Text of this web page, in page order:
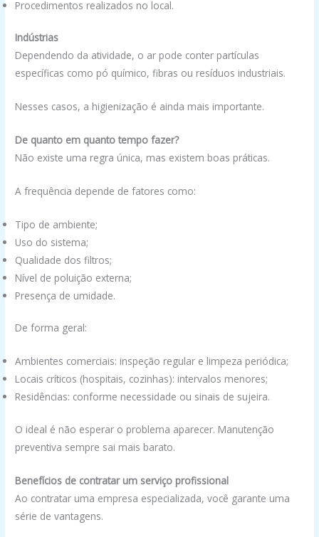
Procedimentos realizados no local.
Indústrias
Dependendo da atividade, o ar pode conter partículas
específicas como pó químico, fibras ou resíduos industriais.
Nesses casos, a higienização é ainda mais importante.
De quanto em quanto tempo fazer?
Não existe uma regra única, mas existem boas práticas.
A frequência depende de fatores como:
Tipo de ambiente;
Uso do sistema;
Qualidade dos filtros;
Nível de poluição externa;
Presença de umidade.
De forma geral:
Ambientes comerciais: inspeção regular e limpeza periódica;
Locais críticos (hospitais, cozinhas): intervalos menores;
Residências: conforme necessidade ou sinais de sujeira.
O ideal é não esperar o problema aparecer. Manutenção
preventiva sempre sai mais barato.
Benefícios de contratar um serviço profissional
Ao contratar uma empresa especializada, você garante uma
série de vantagens.